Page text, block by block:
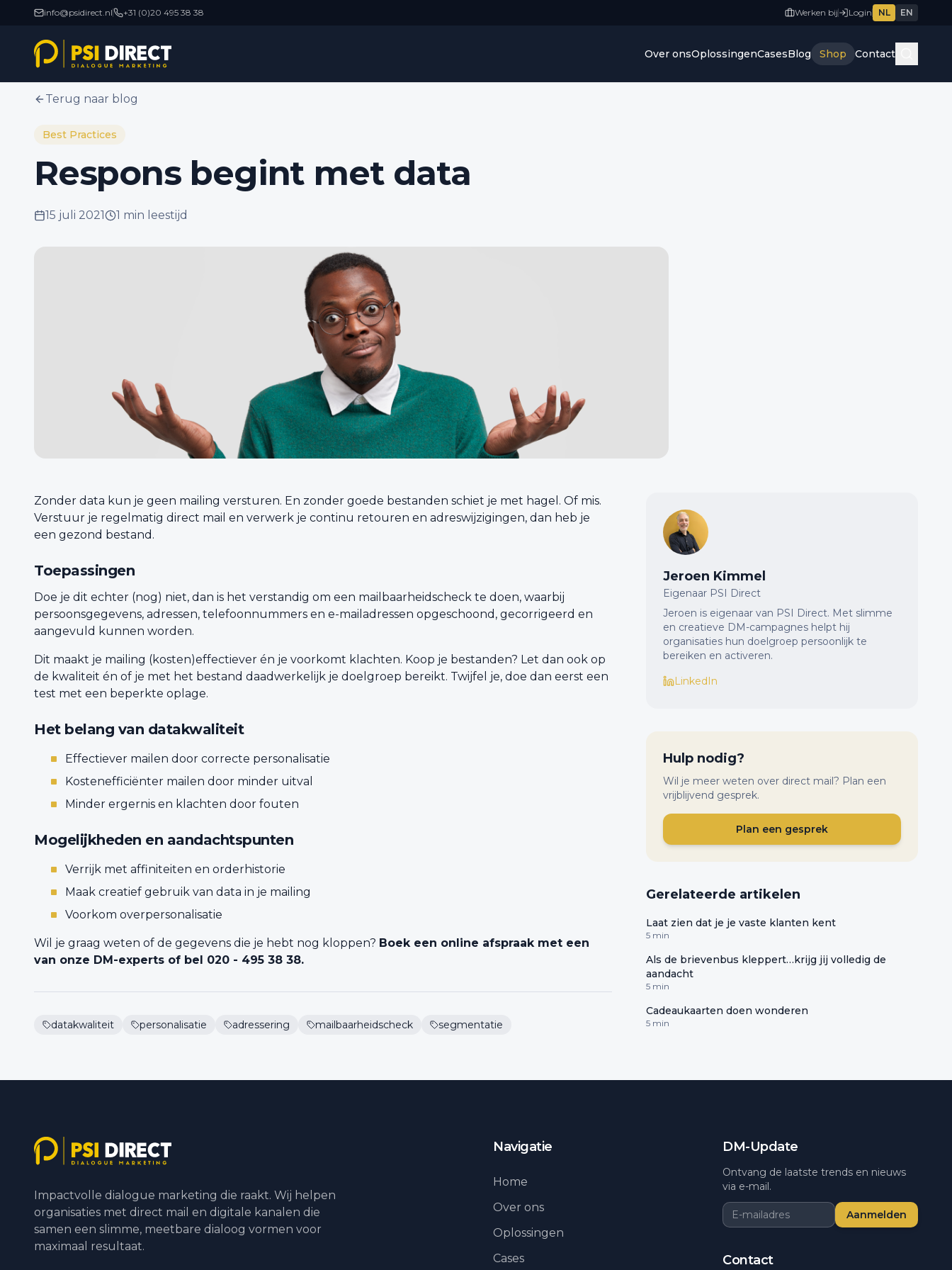
info@psidirect.nl +31 (0)20 495 38 38 Werken bij Login NL EN
Over onsOplossingenCasesBlog Shop Contact
Terug naar blog
Best Practices
Respons begint met data
15 juli 2021 1 min leestijd
Zonder data kun je geen mailing versturen. En zonder goede bestanden schiet je met hagel. Of mis.
Verstuur je regelmatig direct mail en verwerk je continu retouren en adreswijzigingen, dan heb je
een gezond bestand.
Toepassingen
Doe je dit echter (nog) niet, dan is het verstandig om een mailbaarheidscheck te doen, waarbij
persoonsgegevens, adressen, telefoonnummers en e-mailadressen opgeschoond, gecorrigeerd en
aangevuld kunnen worden.
Dit maakt je mailing (kosten)effectiever én je voorkomt klachten. Koop je bestanden? Let dan ook op
de kwaliteit én of je met het bestand daadwerkelijk je doelgroep bereikt. Twijfel je, doe dan eerst een
test met een beperkte oplage.
Het belang van datakwaliteit
Effectiever mailen door correcte personalisatie
Kostenefficiënter mailen door minder uitval
Minder ergernis en klachten door fouten
Mogelijkheden en aandachtspunten
Verrijk met affiniteiten en orderhistorie
Maak creatief gebruik van data in je mailing
Voorkom overpersonalisatie
Wil je graag weten of de gegevens die je hebt nog kloppen? Boek een online afspraak met een
van onze DM-experts of bel 020 - 495 38 38.
datakwaliteit personalisatie adressering mailbaarheidscheck segmentatie
Jeroen Kimmel
Eigenaar PSI Direct
Jeroen is eigenaar van PSI Direct. Met slimme
en creatieve DM-campagnes helpt hij
organisaties hun doelgroep persoonlijk te
bereiken en activeren.
LinkedIn
Hulp nodig?
Wil je meer weten over direct mail? Plan een
vrijblijvend gesprek.
Plan een gesprek
Gerelateerde artikelen
Laat zien dat je je vaste klanten kent
5 min
Als de brievenbus kleppert…krijg jij volledig de
aandacht
5 min
Cadeaukaarten doen wonderen
5 min
Impactvolle dialogue marketing die raakt. Wij helpen
organisaties met direct mail en digitale kanalen die
samen een slimme, meetbare dialoog vormen voor
maximaal resultaat.
Navigatie
Home
Over ons
Oplossingen
Cases
DM-Update
Ontvang de laatste trends en nieuws
via e-mail.
Aanmelden
Contact